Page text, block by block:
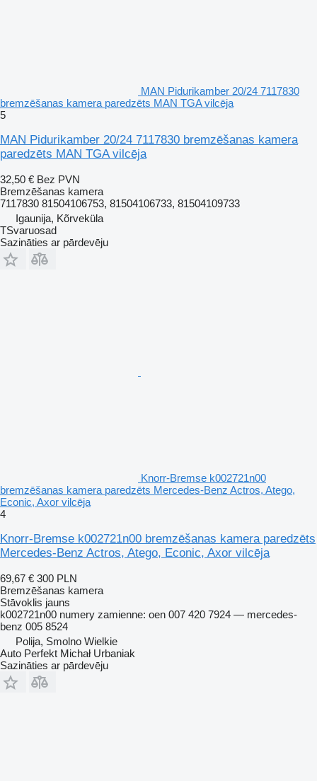
MAN Pidurikamber 20/24 7117830
bremzēšanas kamera paredzēts MAN TGA vilcēja
5
MAN Pidurikamber 20/24 7117830 bremzēšanas kamera
paredzēts MAN TGA vilcēja
32,50 € Bez PVN
Bremzēšanas kamera
7117830 81504106753, 81504106733, 81504109733
Igaunija, Kõrveküla
TSvaruosad
Sazināties ar pārdevēju
Knorr-Bremse k002721n00
bremzēšanas kamera paredzēts Mercedes-Benz Actros, Atego,
Econic, Axor vilcēja
4
Knorr-Bremse k002721n00 bremzēšanas kamera paredzēts
Mercedes-Benz Actros, Atego, Econic, Axor vilcēja
69,67 € 300 PLN
Bremzēšanas kamera
Stāvoklis jauns
k002721n00 numery zamienne: oen 007 420 7924 — mercedes-
benz 005 8524
Polija, Smolno Wielkie
Auto Perfekt Michał Urbaniak
Sazināties ar pārdevēju